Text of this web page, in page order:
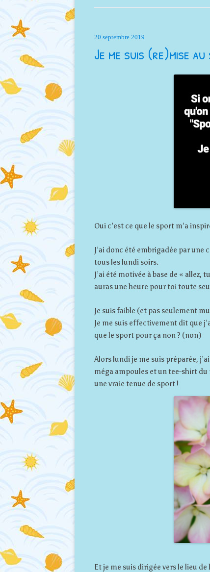
20 septembre 2019
Je me suis (re)mise
Oui c’est ce que le sport m’a
J’ai donc été embrigadée par
tous les lundi soirs.
J’ai été motivée à base de « allez,
auras une heure pour toi toute
Je suis faible (et pas seulement
Je me suis effectivement dit que
que le sport pour ça non ? (non)
Alors lundi je me suis préparée,
méga ampoules et un tee-shirt du
une vraie tenue de sport !
Et je me suis dirigée vers le lieu